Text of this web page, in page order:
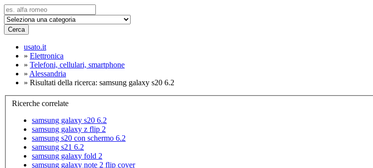
Cerca
usato.it
» Elettronica
» Telefoni, cellulari, smartphone
» Alessandria
» Risultati della ricerca: samsung galaxy s20 6.2
Ricerche correlate
samsung galaxy s20 6.2
samsung galaxy z flip 2
samsung s20 con schermo 6.2
samsung s21 6.2
samsung galaxy fold 2
samsung galaxy note 2 flip cover